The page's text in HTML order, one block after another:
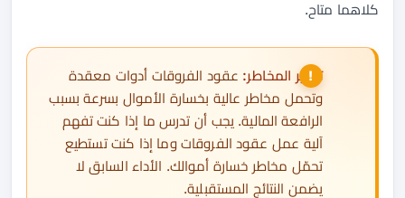
كلاهما متاح.
تحذير المخاطر: عقود الفروقات أدوات معقدة
وتحمل مخاطر عالية بخسارة الأموال بسرعة بسبب
الرافعة المالية. يجب أن تدرس ما إذا كنت تفهم
آلية عمل عقود الفروقات وما إذا كنت تستطيع
تحمّل مخاطر خسارة أموالك. الأداء السابق لا
يضمن النتائج المستقبلية.